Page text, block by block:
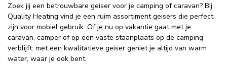
Zoek jij een betrouwbare geiser voor je camping of caravan? Bij
Quality Heating vind je een ruim assortiment geisers die perfect
zijn voor mobiel gebruik. Of je nu op vakantie gaat met je
caravan, camper of op een vaste staanplaats op de camping
verblijft: met een kwalitatieve geiser geniet je altijd van warm
water, waar je ook bent.